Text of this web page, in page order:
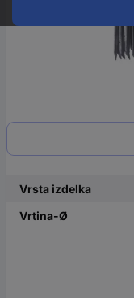
Vrsta izdelka
Vrtina-Ø